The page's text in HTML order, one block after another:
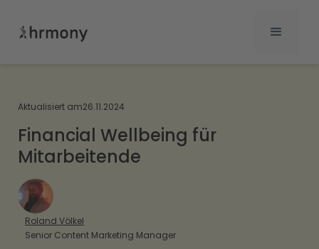
Aktualisiert am26.11.2024
Financial Wellbeing für
Mitarbeitende
Roland Völkel
Senior Content Marketing Manager